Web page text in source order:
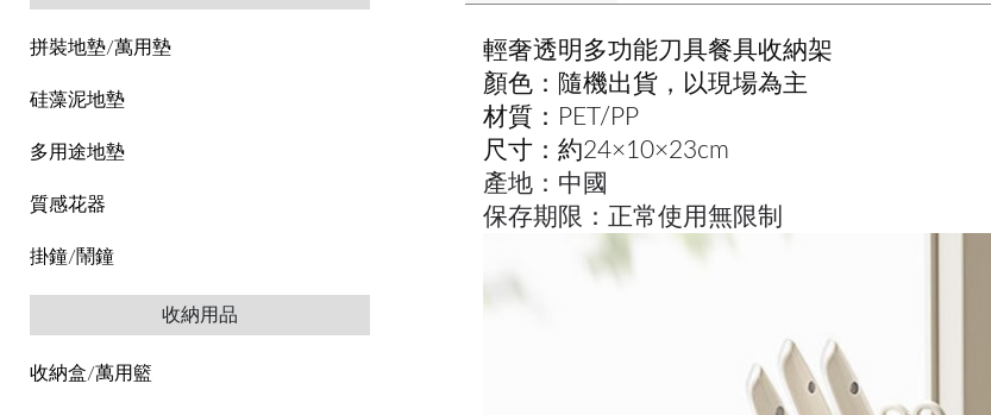
拼裝地墊/萬用墊
硅藻泥地墊
多用途地墊
質感花器
掛鐘/鬧鐘
收納用品
收納盒/萬用籃
輕奢透明多功能刀具餐具收納架
顏色：隨機出貨，以現場為主
材質：PET/PP
尺寸：約24×10×23cm
產地：中國
保存期限：正常使用無限制